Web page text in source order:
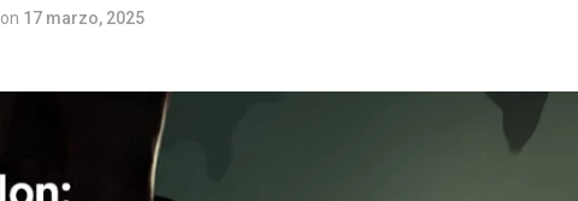
on 17 marzo, 2025